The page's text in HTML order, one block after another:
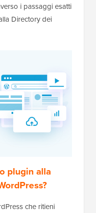
i passaggi esatti
Directory dei
plugin alla
che ritieni